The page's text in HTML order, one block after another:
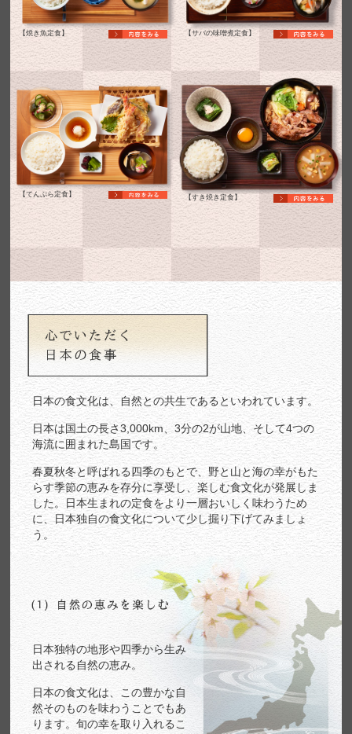
【焼き魚定食】 【サバの味噌煮定食】
【てんぷら定食】 【すき焼き定食】
日本の食文化は、自然との共生であるといわれています。
日本は国土の長さ3,000km、3分の2が山地、そして4つの
海流に囲まれた島国です。
春夏秋冬と呼ばれる四季のもとで、野と山と海の幸がもた
らす季節の恵みを存分に享受し、楽しむ食文化が発展しま
した。日本生まれの定食をより一層おいしく味わうため
に、日本独自の食文化について少し掘り下げてみましょ
う。
日本独特の地形や四季から生み
出される自然の恵み。
日本の食文化は、この豊かな自
然そのものを味わうことでもあ
ります。旬の幸を取り入れるこ